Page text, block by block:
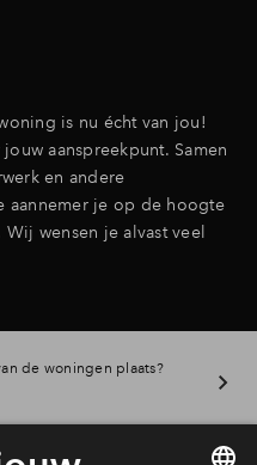
is nu écht van jou!
aanspreekpunt. Samen
en andere
aannemer je op de hoogte
wensen je alvast veel
de woningen plaats?